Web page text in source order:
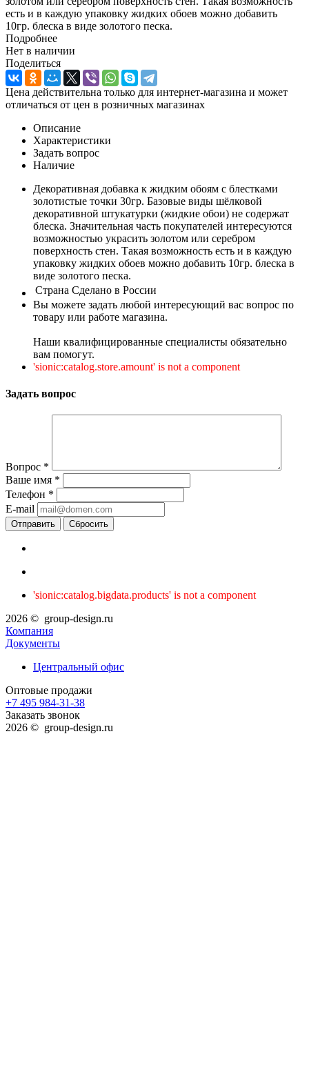
есть и в каждую упаковку жидких обоев можно добавить
10гр. блеска в виде золотого песка.
Подробнее
Нет в наличии
Поделиться
Цена действительна только для интернет-магазина и может
отличаться от цен в розничных магазинах
Описание
Характеристики
Задать вопрос
Наличие
Декоративная добавка к жидким обоям с блестками
золотистые точки 30гр. Базовые виды шёлковой
декоративной штукатурки (жидкие обои) не содержат
блеска. Значительная часть покупателей интересуются
возможностью украсить золотом или серебром
поверхность стен. Такая возможность есть и в каждую
упаковку жидких обоев можно добавить 10гр. блеска в
виде золотого песка.
Страна Сделано в России
Вы можете задать любой интересующий вас вопрос по
товару или работе магазина.
Наши квалифицированные специалисты обязательно
вам помогут.
'sionic:catalog.store.amount' is not a component
Задать вопрос
Вопрос *
Ваше имя *
Телефон *
E-mail
Сбросить
'sionic:catalog.bigdata.products' is not a component
2026 © group-design.ru
Компания
Документы
Центральный офис
Оптовые продажи
+7 495 984-31-38
Заказать звонок
2026 © group-design.ru